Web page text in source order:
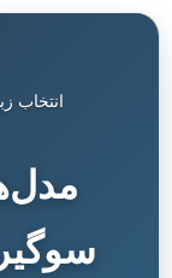
انتخاب